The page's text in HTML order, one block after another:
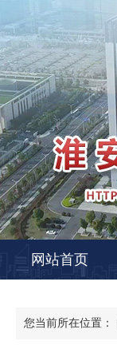
网站首页
您当前所在位置：